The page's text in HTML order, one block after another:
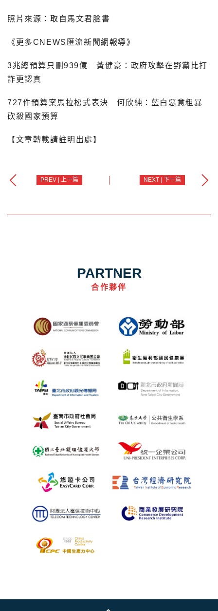
照片來源：取自馬文君臉書
《更多CNEWS匯流新聞網報導》
3兆總預算只刪939億 黃健豪：政府攻擊在野黨比打
詐更認真
727件預算案馬拉松式表決 何欣純：藍白惡意粗暴
砍殺國家預算
【文章轉載請註明出處】
PREV | 上一篇 NEXT | 下一篇
PARTNER
合作夥伴